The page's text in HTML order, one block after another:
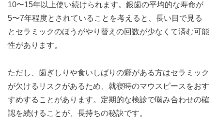
10〜15年以上使い続けられます。銀歯の平均的な寿命が
5〜7年程度とされていることを考えると、長い目で見る
とセラミックのほうがやり替えの回数が少なくて済む可能
性があります。
ただし、歯ぎしりや食いしばりの癖がある方はセラミック
が欠けるリスクがあるため、就寝時のマウスピースをおす
すめすることがあります。定期的な検診で噛み合わせの確
認を続けることが、長持ちの秘訣です。